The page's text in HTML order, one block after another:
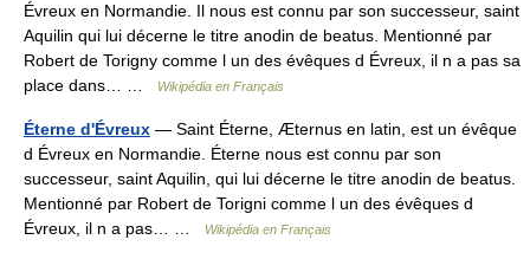
Évreux en Normandie. Il nous est connu par son successeur, saint
Aquilin qui lui décerne le titre anodin de beatus. Mentionné par
Robert de Torigny comme l un des évêques d Évreux, il n a pas sa
place dans… …
Wikipédia en Français
Éterne d'Évreux — Saint Éterne, Æternus en latin, est un évêque
d Évreux en Normandie. Éterne nous est connu par son
successeur, saint Aquilin, qui lui décerne le titre anodin de beatus.
Mentionné par Robert de Torigni comme l un des évêques d
Évreux, il n a pas… …
Wikipédia en Français